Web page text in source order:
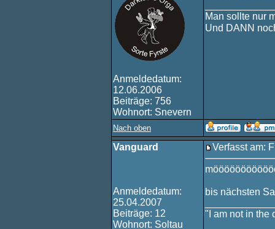
Anmeldedatum:
12.06.2006
Beiträge: 756
Wohnort: Snevern
Man sollte nur
Und DANN
Nach oben
Vanguard
Anmeldedatum:
25.04.2007
Beiträge: 12
Wohnort: Soltau
Verfasst am:
bis nächsten
"I am not in the